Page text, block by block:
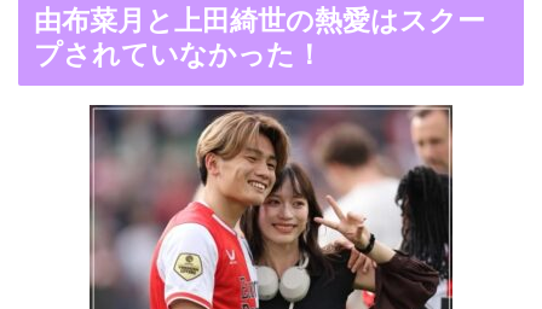
の馴れ初めは「SMAP×S
MAP」！憧れの人との共
演でキムタクがド緊張！
【画像】ブーニンの嫁は
資産家の娘！馴れ初めは
取材！？
由布菜月と上田綺世の熱愛はスクー
プされていなかった！